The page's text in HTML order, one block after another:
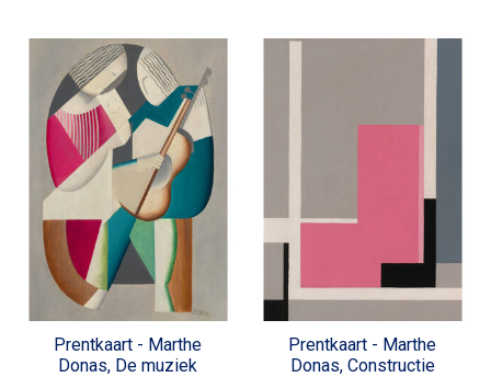
Prentkaart - Marthe
Donas, De muziek
Prentkaart - Marthe
Donas, Constructie